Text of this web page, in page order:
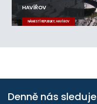
HAVÍŘOV
NÁMĚSTÍ REPUBLIKY, HAVÍŘOV
Denně nás sleduje